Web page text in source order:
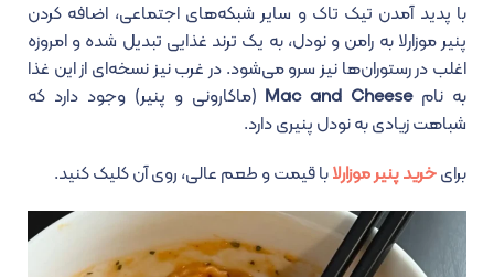
با پدید آمدن تیک تاک و سایر شبکه‌های اجتماعی، اضافه کردن
پنیر موزارلا به رامن و نودل، به یک ترند غذایی تبدیل شده و امروزه
اغلب در رستوران‌ها نیز سرو می‌شود. در غرب نیز نسخه‌ای از این غذا
به نامMac and Cheese (ماکارونی و پنیر) وجود دارد که
شباهت زیادی به نودل پنیری دارد.
برایخرید پنیر موزارلابا قیمت و طعم عالی، روی آن کلیک کنید.